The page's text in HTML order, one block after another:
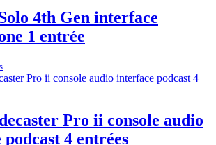
4th Gen interface
1 entrée
Pro ii console audio
4 entrées